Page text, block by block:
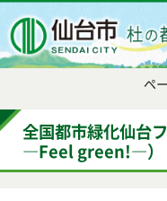
ペ
全国都市緑化仙台
―Feel green!―）